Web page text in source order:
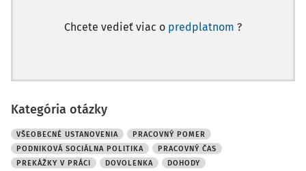
Chcete vedieť viac o predplatnom ?
Kategória otázky
VŠEOBECNÉ USTANOVENIA
PRACOVNÝ POMER
PODNIKOVÁ SOCIÁLNA POLITIKA
PRACOVNÝ ČAS
PREKÁŽKY V PRÁCI
DOVOLENKA
DOHODY